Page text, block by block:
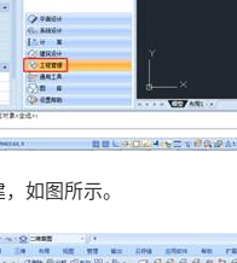
如图所示。